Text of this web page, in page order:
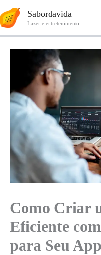
para
Sabordavida
Lazer e entretenimento
Como Criar
Eficiente
para Seu App